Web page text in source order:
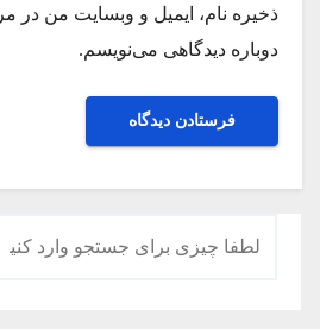
ذخیره نام، ایمیل و وبسایت من در
دوباره دیدگاهی می‌نویسم.
جستجو